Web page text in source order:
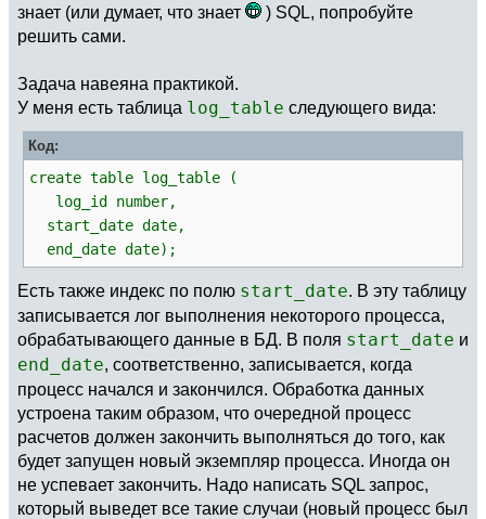
знает (или думает, что знает
) SQL, попробуйте
решить сами.
Задача навеяна практикой.
У меня есть таблица log_table следующего вида:
Код:
create table log_table (
log_id number,
start_date date,
end_date date);
Есть также индекс по полю start_date. В эту таблицу
записывается лог выполнения некоторого процесса,
обрабатывающего данные в БД. В поля start_date и
end_date, соответственно, записывается, когда
процесс начался и закончился. Обработка данных
устроена таким образом, что очередной процесс
расчетов должен закончить выполняться до того, как
будет запущен новый экземпляр процесса. Иногда он
не успевает закончить. Надо написать SQL запрос,
который выведет все такие случаи (новый процесс был